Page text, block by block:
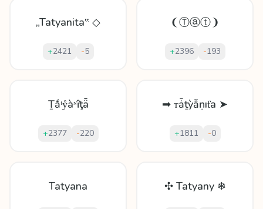
„Tatyanita‟ ◇
+2421 -5
❨Ⓣⓐⓣ❩
+2396 -193
Ṯắᵗẙàᶰȋţǟ
+2377 -220
➡ ᴛǡṯỳẫṇıƭa ➤
+1811 -0
Tatyana ✣ Tatyany ❄